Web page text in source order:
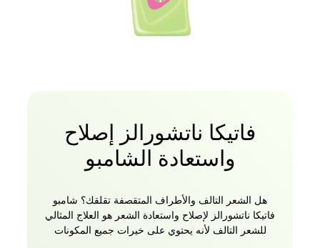
فاتيكا ناتشورالز إصلاح
واستعادة الشامبو
هل الشعر التالف والأطراف المتقصفة تقلقك؟ شامبو
فاتيكا ناتشورالز لإصلاح واستعادة الشعر هو العلاج المثالي
للشعر التالف لأنه يحتوي على خيرات جميع المكونات